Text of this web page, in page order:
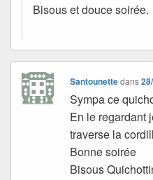
Bisous et douce soirée.
Santounettedans
Sympa ce
En le regardant
traverse la
Bonne soirée
Bisous